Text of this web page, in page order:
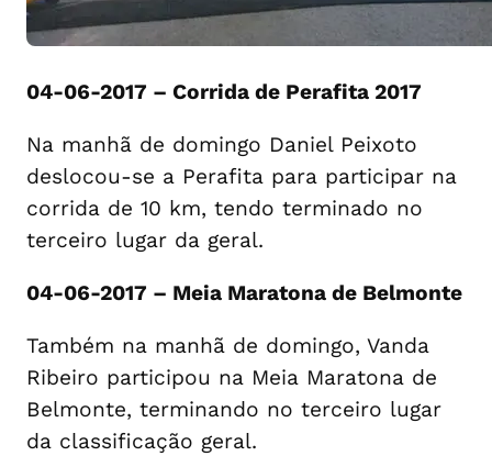
04-06-2017 – Corrida de Perafita 2017
Na manhã de domingo Daniel Peixoto
deslocou-se a Perafita para participar na
corrida de 10 km, tendo terminado no
terceiro lugar da geral.
04-06-2017 – Meia Maratona de Belmonte
Também na manhã de domingo, Vanda
Ribeiro participou na Meia Maratona de
Belmonte, terminando no terceiro lugar
da classificação geral.